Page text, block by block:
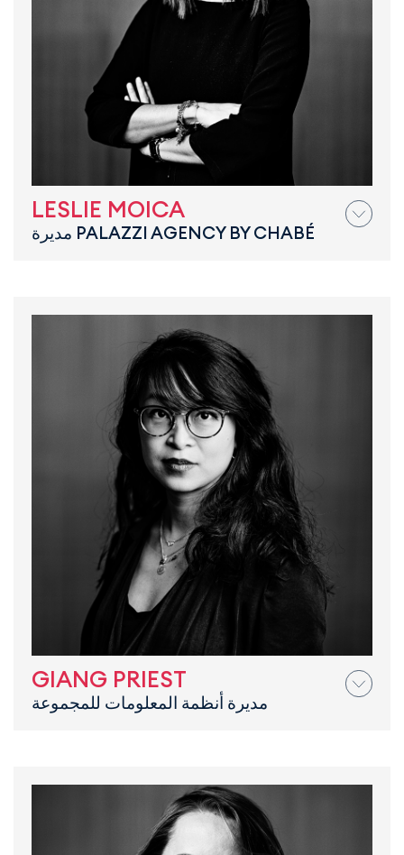
LESLIE MOICA
مديرة PALAZZI AGENCY BY CHABÉ
GIANG PRIEST
مديرة أنظمة المعلومات للمجموعة